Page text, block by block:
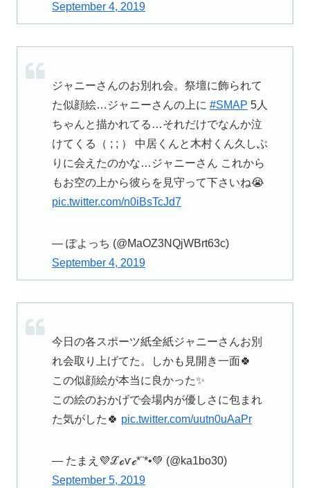
September 4, 2019
ジャニーさんのお別れ会。祭壇に飾られて
た似顔絵…ジャニーさんの上に #SMAP 5人
ちゃんと描かれてる…それだけでなんか泣
けてくる（ ; ; ） 中居くんと木村くん久しぶ
りに会えたのかな…ジャニーさん これから
もお空の上から彼らを見守って下さいね😭
pic.twitter.com/n0iBsTcJd7
— ぽよっち (@MaOZ3NQjWBrt63c)
September 4, 2019
今日の各スポーツ紙全紙ジャニーさんお別
れ会取り上げてた。しかも見開き一面🍀
この似顔絵が本当に良かった✨
この絵のおかげで会場内が優しさに包まれ
た気がした🍀 pic.twitter.com/uutn0uAaPr
— たまえ💜ℒℴѵℯ*¨*•💚 (@ka1bo30)
September 5, 2019